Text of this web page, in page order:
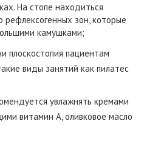
На стопе находиться
рефлексогенных зон, которые
камушками;
плоскостопия пациентам
виды занятий как пилатес
увлажнять кремами
витамин А, оливковое масло